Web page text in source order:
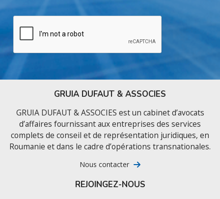
GRUIA DUFAUT & ASSOCIES
GRUIA DUFAUT & ASSOCIES est un cabinet d’avocats
d’affaires fournissant aux entreprises des services
complets de conseil et de représentation juridiques, en
Roumanie et dans le cadre d’opérations transnationales.
Nous contacter
REJOINGEZ-NOUS